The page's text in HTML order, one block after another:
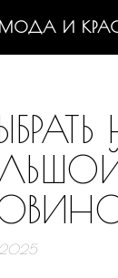
МОДА И